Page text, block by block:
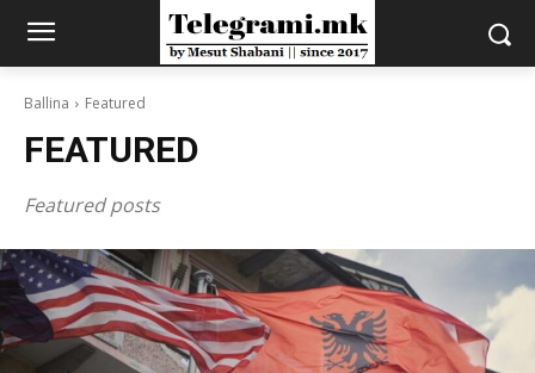
Ballina Featured
FEATURED
Featured posts